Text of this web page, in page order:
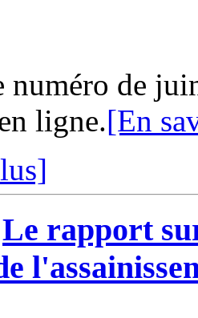
numéro de
ligne.[En
Le rapport